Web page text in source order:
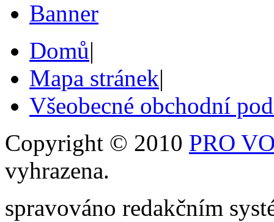
Domů|
Mapa stránek|
Všeobecné obchodní
Copyright © 2010 PRO
vyhrazena.
spravováno redakčním